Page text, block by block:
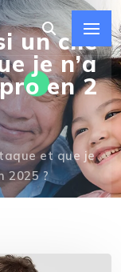
un clie
je n’a
en 2
et que je
2025 ?